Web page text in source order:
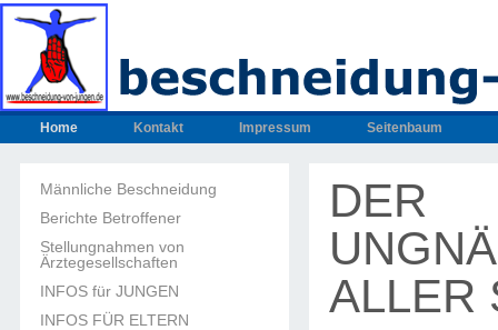
Home Kontakt Impressum Seitenbaum
Männliche Beschneidung
Berichte Betroffener
Stellungnahmen von
Ärztegesellschaften
INFOS für JUNGEN
INFOS FÜR ELTERN
DER
ALLER